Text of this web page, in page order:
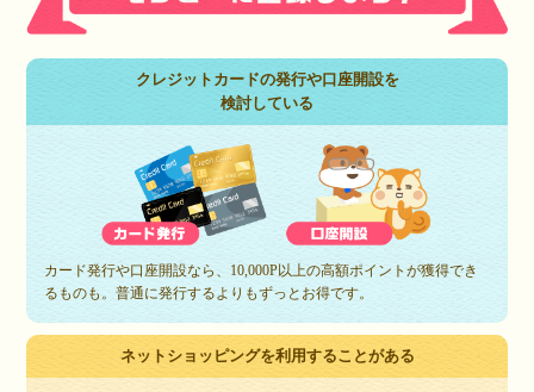
クレジットカードの発行や口座開設を
検討している
カード発行や口座開設なら、10,000P以上の高額ポイントが獲得でき
るものも。普通に発行するよりもずっとお得です。
ネットショッピングを利用することがある